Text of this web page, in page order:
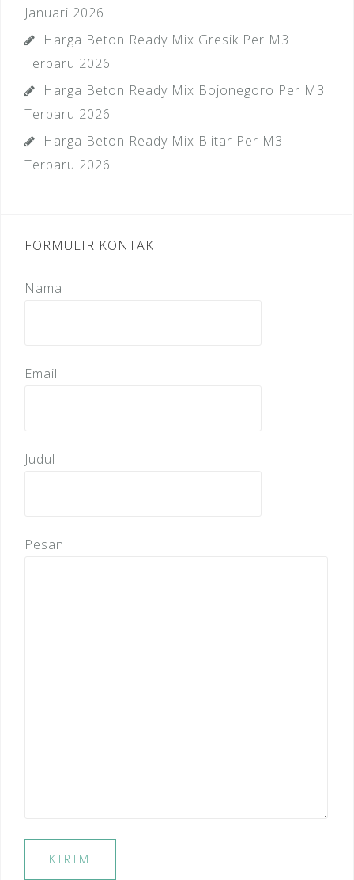
Januari 2026
Harga Beton Ready Mix Gresik Per M3
Terbaru 2026
Harga Beton Ready Mix Bojonegoro Per M3
Terbaru 2026
Harga Beton Ready Mix Blitar Per M3
Terbaru 2026
FORMULIR KONTAK
Nama
Email
Judul
Pesan